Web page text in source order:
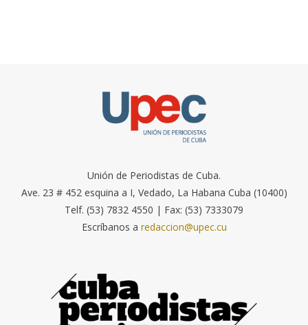
Unión de Periodistas de Cuba.
Ave. 23 # 452 esquina a I, Vedado, La Habana Cuba (10400)
Telf. (53) 7832 4550 | Fax: (53) 7333079
Escríbanos a redaccion@upec.cu